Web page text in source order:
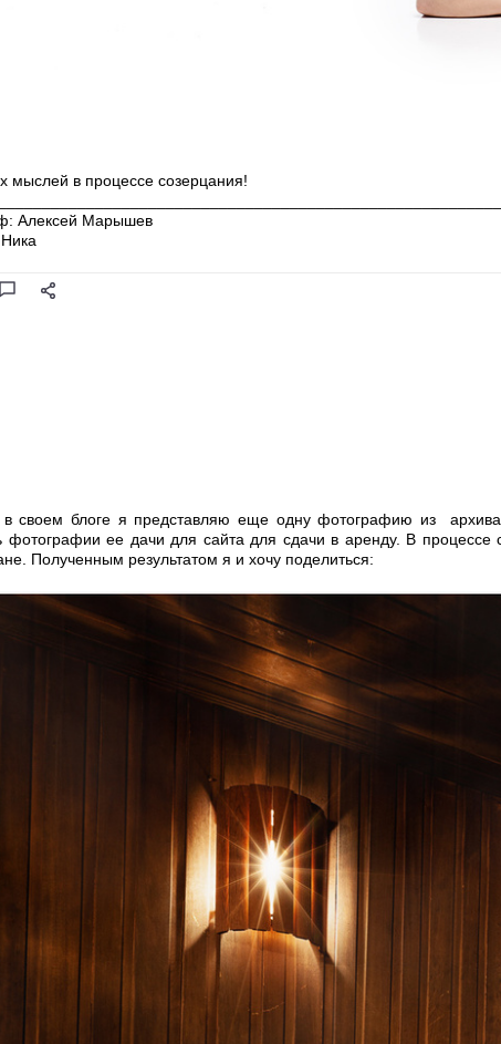
мыслей в процессе созерцания!
Алексей Марышев
в своем блоге я представляю еще одну фотографию из
фотографии ее дачи для сайта для сдачи в аренду. В процессе
Полученным результатом я и хочу поделиться: